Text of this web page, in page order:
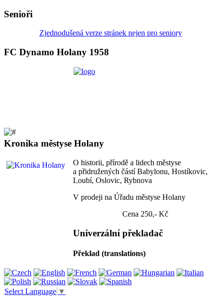
Senioři
Zjednodušená verze stránek nejen pro seniory
FC Dynamo Holany 1958
Kronika městyse Holany
O historii, přírodě a lidech městyse
a přidružených částí Babylonu, Hostíkovic,
Loubí, Oslovic, Rybnova
V prodeji na Úřadu městyse Holany
Cena 250,- Kč
Univerzální překladač
Překlad (translations)
Select Language ▼